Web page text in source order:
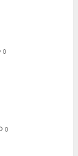
0
0